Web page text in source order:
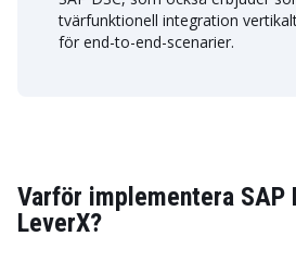
tvärfunktionell integration
för end-to-end-scenarier.
Varför implementera SAP
LeverX?